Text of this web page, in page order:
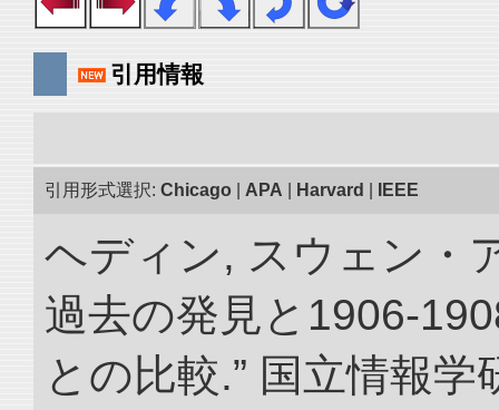
引用情報
引用形式選択: Chicago APA Harvard IEEE
ヘディン, スウェン・
過去の発見と1906-
との比較.” 国立情報